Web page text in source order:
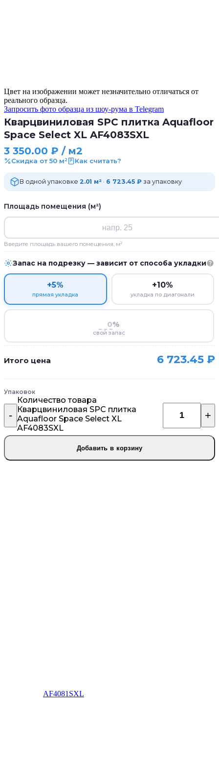
Цвет на изображении может незначительно отличаться от
реального образца.
Запросить фото образца из шоу-рума в Telegram
AF4081SXL
Кварцвиниловая SPC плитка Aquafloor
Space Select XL AF4083SXL
3 350.00 ₽ / м2
Скидка от 50 м² Как считать?
В одной упаковке 2.01 м² · 6 723.45 ₽ за упаковку
Площадь помещения (м²)
Введите площадь вашего помещения, м²
Запас на подрезку — зависит от способа укладки
+5%
прямая укладка
+10%
укладка по диагонали
%
свой запас
Итого цена 6 723.45 ₽
Упаковок
Количество товара
Кварцвиниловая SPC плитка
Aquafloor Space Select XL
AF4083SXL
Добавить в корзину